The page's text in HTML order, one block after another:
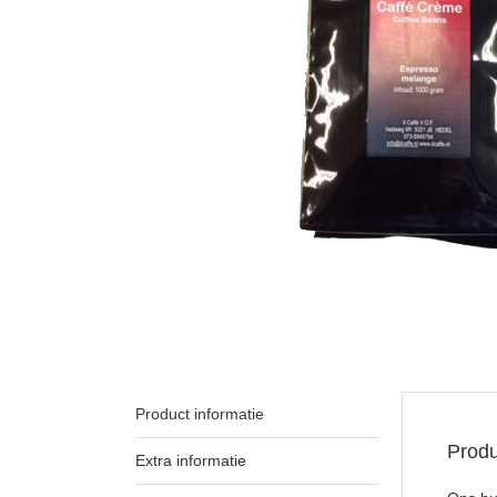
Product informatie
Extra informatie